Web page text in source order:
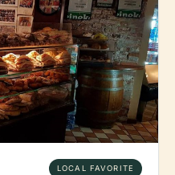
LOCAL FAVORITE